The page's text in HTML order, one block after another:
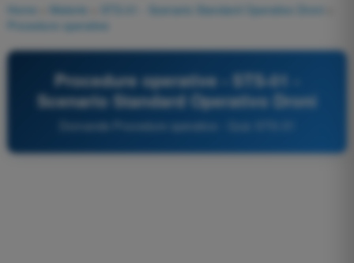
Home Materie STS-01 - Scenario Standard Operativo Droni
Procedure operative
Procedure operative - STS-01 -
Scenario Standard Operativo Droni
Domande Procedure operative - Quiz STS-01